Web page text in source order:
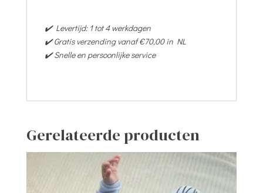
✔️ Levertijd: 1 tot 4 werkdagen
✔️ Gratis verzending vanaf €70,00 in NL
✔️ Snelle en persoonlijke service
Gerelateerde producten